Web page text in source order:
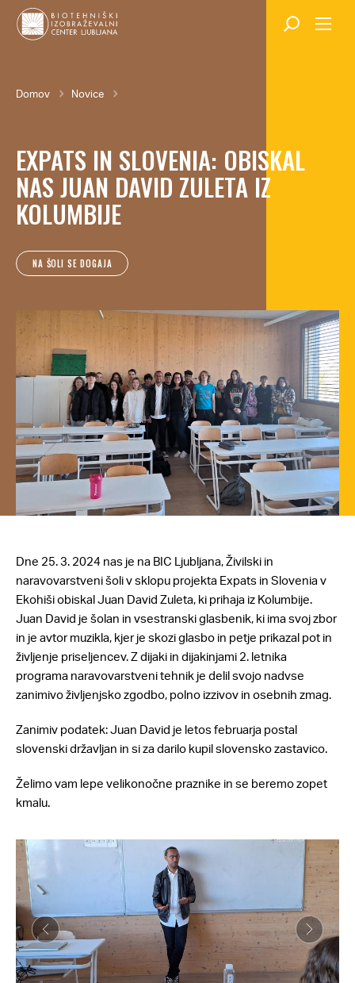
Skok
na
Breadcrumb
Domov Novice
EXPATS IN SLOVENIA: OBISKAL
NAS JUAN DAVID ZULETA IZ
KOLUMBIJE
NA ŠOLI SE DOGAJA
Dne 25. 3. 2024 nas je na BIC Ljubljana, Živilski in
naravovarstveni šoli v sklopu projekta Expats in Slovenia v
Ekohiši obiskal Juan David Zuleta, ki prihaja iz Kolumbije.
Juan David je šolan in vsestranski glasbenik, ki ima svoj zbor
in je avtor muzikla, kjer je skozi glasbo in petje prikazal pot in
življenje priseljencev. Z dijaki in dijakinjami 2. letnika
programa naravovarstveni tehnik je delil svojo nadvse
zanimivo življenjsko zgodbo, polno izzivov in osebnih zmag.
Zanimiv podatek: Juan David je letos februarja postal
slovenski državljan in si za darilo kupil slovensko zastavico.
Želimo vam lepe velikonočne praznike in se beremo zopet
kmalu.